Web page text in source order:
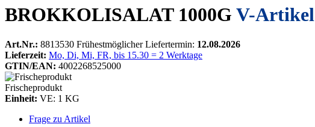
BROKKOLISALAT 1000G V-Artikel
Art.Nr.: 8813530 Frühestmöglicher Liefertermin: 12.08.2026
Lieferzeit: Mo, Di, Mi, FR, bis 15.30 = 2 Werktage
GTIN/EAN: 4002268525000
Frischeprodukt
Einheit: VE: 1 KG
Frage zu Artikel